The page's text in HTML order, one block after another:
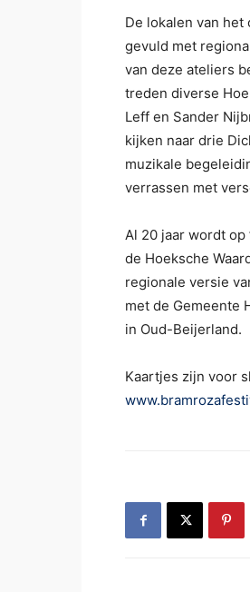
De lokalen van
gevuld met
van deze ateliers
treden diverse
Leff en Sander
kijken naar drie
muzikale
verrassen met
Al 20 jaar wordt
de Hoeksche
regionale versie
met de Gemeente
in Oud-Beijerland.
Kaartjes zijn voor